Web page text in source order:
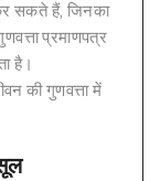
सकते हैं, जिनका
प्रमाणपत्र
है।
की गुणवत्ता में